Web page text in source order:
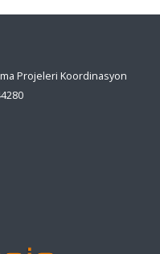
Projeleri Koordinasyon